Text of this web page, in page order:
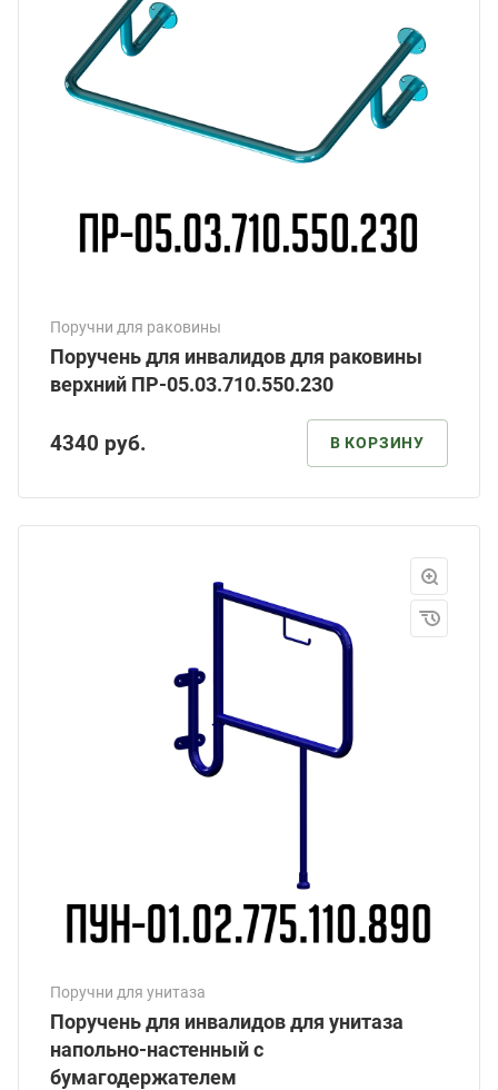
Поручни для раковины
Поручень для инвалидов для раковины
верхний ПР-05.03.710.550.230
4340 руб. В КОРЗИНУ
Поручни для унитаза
Поручень для инвалидов для унитаза
напольно-настенный с
бумагодержателем